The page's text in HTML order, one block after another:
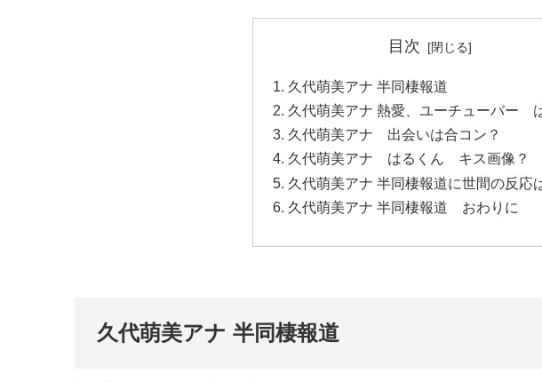
目次
久代萌美アナ 半同棲報道
久代萌美アナ 熱愛、ユーチューバー
久代萌美アナ 出会いは合コン？
久代萌美アナ はるくん キス画像？
久代萌美アナ 半同棲報道に世間の反応
久代萌美アナ 半同棲報道 おわりに
久代萌美アナ 半同棲報道